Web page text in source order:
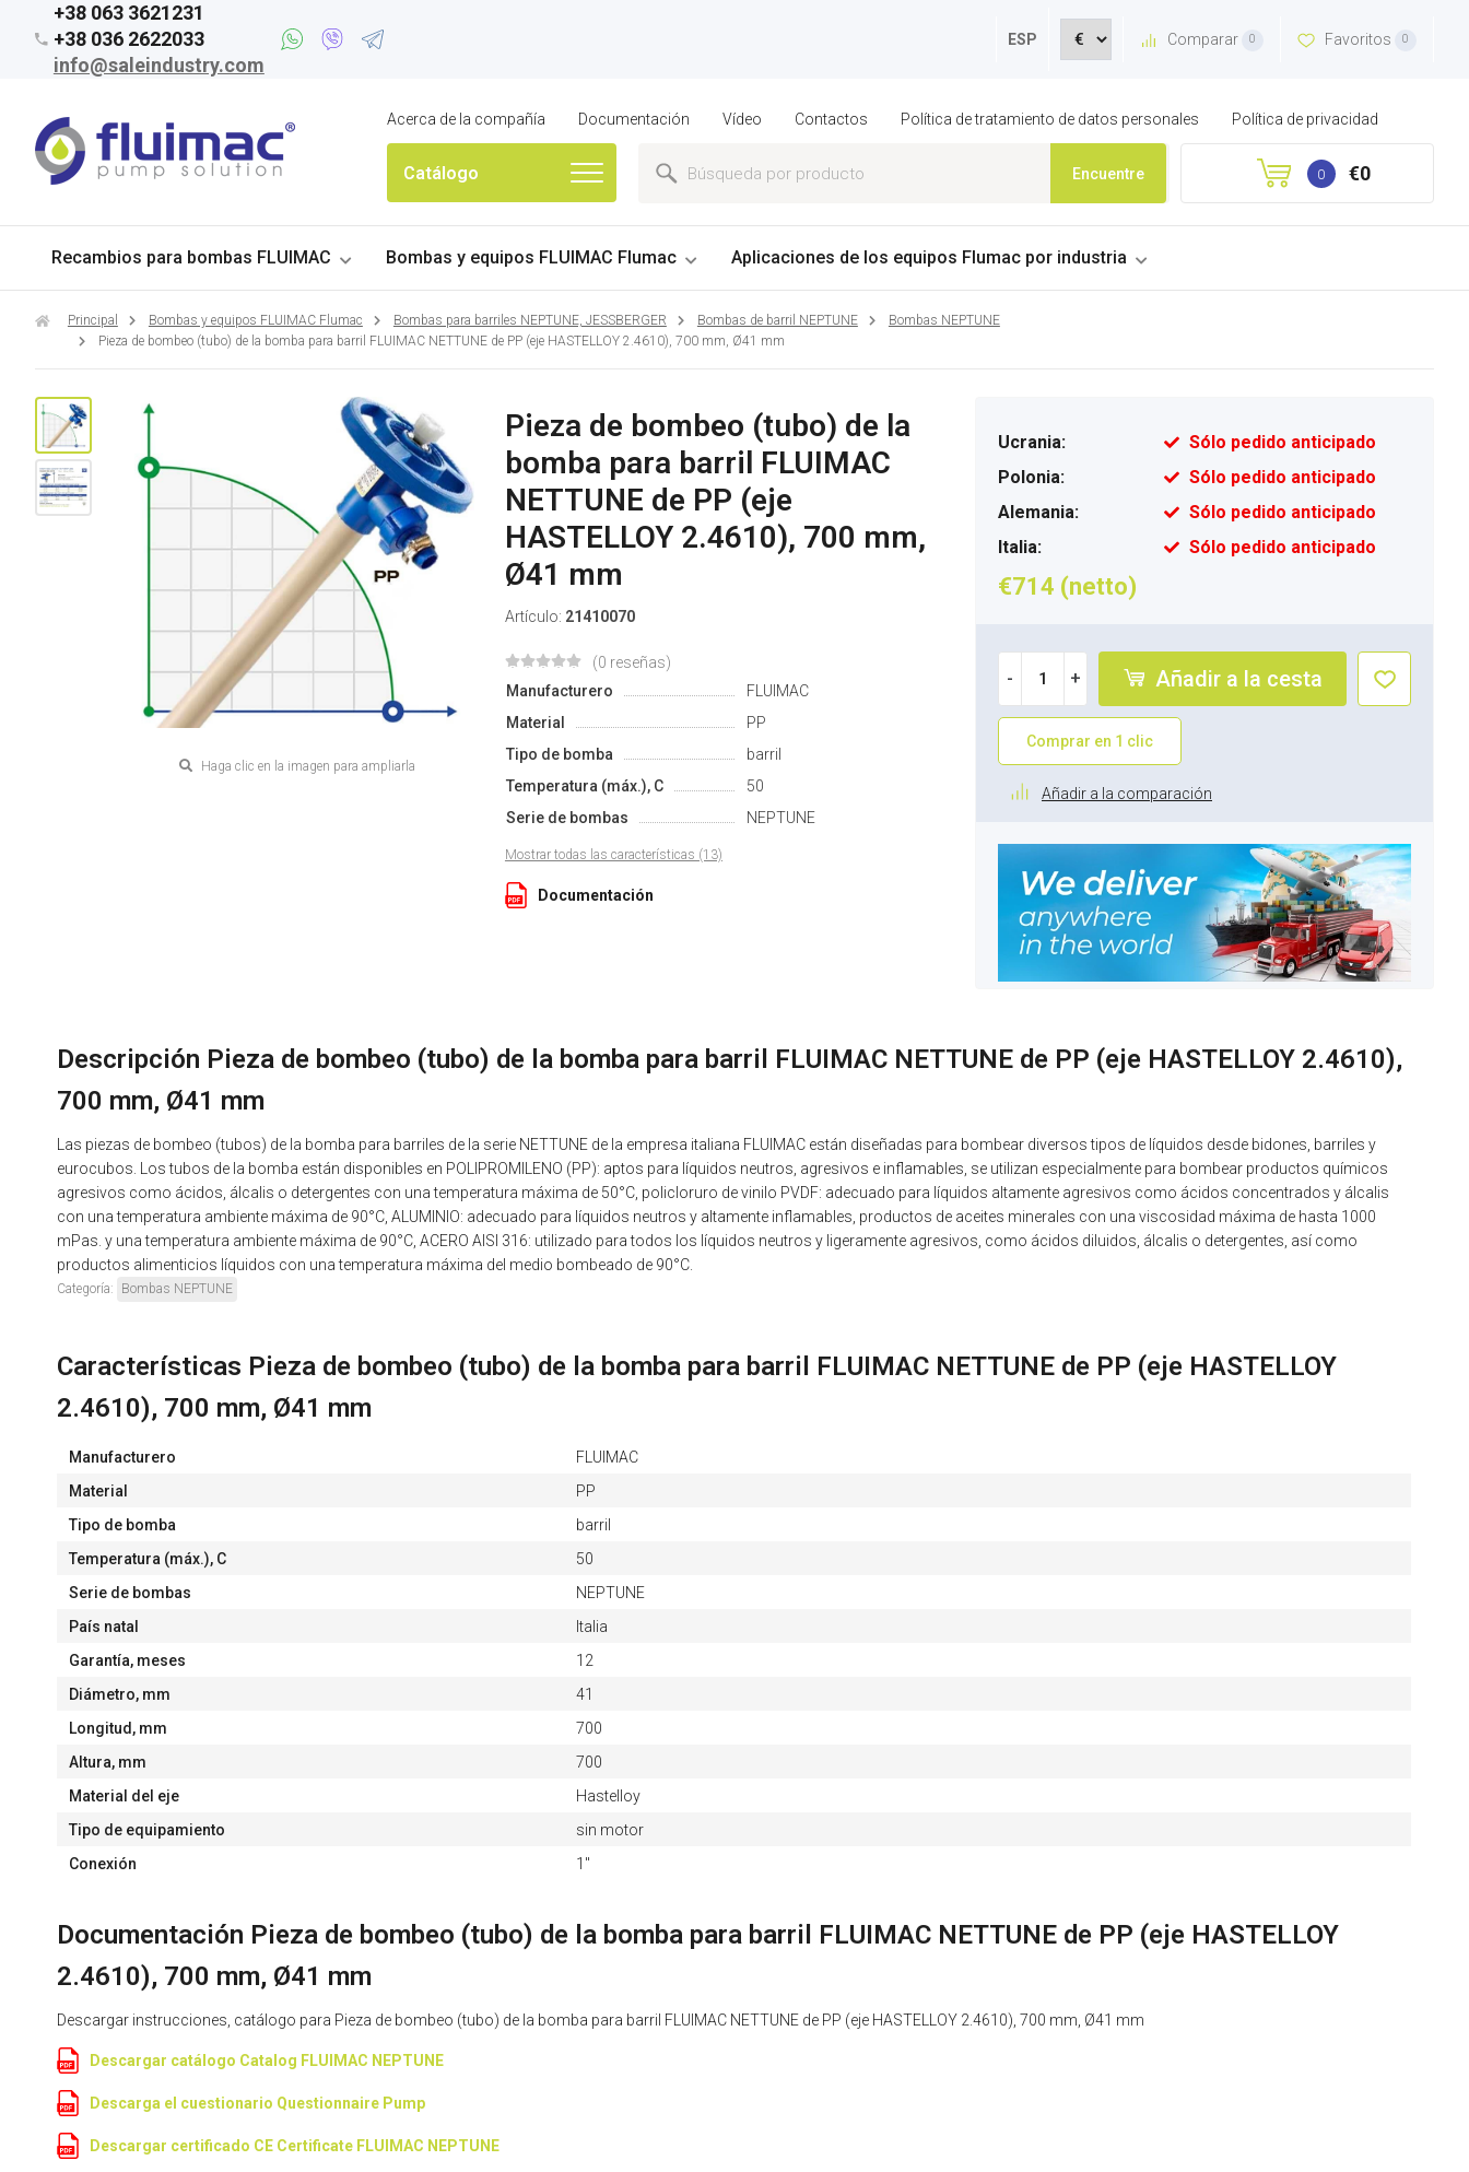
+38 063 3621231
+38 036 2622033
info@saleindustry.com
ESP Comparar 0 Favoritos 0
Acerca de la compañía Documentación Vídeo Contactos Política de tratamiento de datos personales Política de privacidad
Catálogo Encuentre 0 €0
Recambios para bombas FLUIMAC Bombas y equipos FLUIMAC Flumac Aplicaciones de los equipos Flumac por industria
Principal Bombas y equipos FLUIMAC Flumac Bombas para barriles NEPTUNE, JESSBERGER Bombas de barril NEPTUNE
Bombas NEPTUNE
Pieza de bombeo (tubo) de la bomba para barril FLUIMAC NETTUNE de PP (eje HASTELLOY 2.4610), 700 mm, Ø41 mm
Haga clic en la imagen para ampliarla
Pieza de bombeo (tubo) de la
bomba para barril FLUIMAC
NETTUNE de PP (eje
HASTELLOY 2.4610), 700 mm,
Ø41 mm
Artículo: 21410070
(0 reseñas)
Manufacturero
FLUIMAC
Material
PP
Tipo de bomba
barril
Temperatura (máx.), С
50
Serie de bombas
NEPTUNE
Mostrar todas las características (13)
Documentación
Ucrania:
Sólo pedido anticipado
Polonia:
Sólo pedido anticipado
Alemania:
Sólo pedido anticipado
Italia:
Sólo pedido anticipado
€714 (netto)
- + Añadir a la cesta
Comprar en 1 clic
Añadir a la comparación
Descripción Pieza de bombeo (tubo) de la bomba para barril FLUIMAC NETTUNE de PP (eje HASTELLOY 2.4610),
700 mm, Ø41 mm
Las piezas de bombeo (tubos) de la bomba para barriles de la serie NETTUNE de la empresa italiana FLUIMAC están diseñadas para bombear diversos tipos de líquidos desde bidones, barriles y
eurocubos. Los tubos de la bomba están disponibles en POLIPROMILENO (PP): aptos para líquidos neutros, agresivos e inflamables, se utilizan especialmente para bombear productos químicos
agresivos como ácidos, álcalis o detergentes con una temperatura máxima de 50°C, policloruro de vinilo PVDF: adecuado para líquidos altamente agresivos como ácidos concentrados y álcalis
con una temperatura ambiente máxima de 90°C, ALUMINIO: adecuado para líquidos neutros y altamente inflamables, productos de aceites minerales con una viscosidad máxima de hasta 1000
mPas. y una temperatura ambiente máxima de 90°C, ACERO AISI 316: utilizado para todos los líquidos neutros y ligeramente agresivos, como ácidos diluidos, álcalis o detergentes, así como
productos alimenticios líquidos con una temperatura máxima del medio bombeado de 90°C.
Categoría: Bombas NEPTUNE
Características Pieza de bombeo (tubo) de la bomba para barril FLUIMAC NETTUNE de PP (eje HASTELLOY
2.4610), 700 mm, Ø41 mm
Manufacturero
FLUIMAC
Material
PP
Tipo de bomba
barril
Temperatura (máx.), С
50
Serie de bombas
NEPTUNE
País natal
Italia
Garantía, meses
12
Diámetro, mm
41
Longitud, mm
700
Altura, mm
700
Material del eje
Hastelloy
Tipo de equipamiento
sin motor
Conexión
1"
Documentación Pieza de bombeo (tubo) de la bomba para barril FLUIMAC NETTUNE de PP (eje HASTELLOY
2.4610), 700 mm, Ø41 mm
Descargar instrucciones, catálogo para Pieza de bombeo (tubo) de la bomba para barril FLUIMAC NETTUNE de PP (eje HASTELLOY 2.4610), 700 mm, Ø41 mm
Descargar catálogo Catalog FLUIMAC NEPTUNE
Descarga el cuestionario Questionnaire Pump
Descargar certificado CE Certificate FLUIMAC NEPTUNE